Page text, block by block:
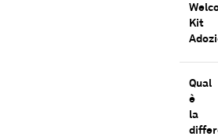
Kit
Qual
è
la